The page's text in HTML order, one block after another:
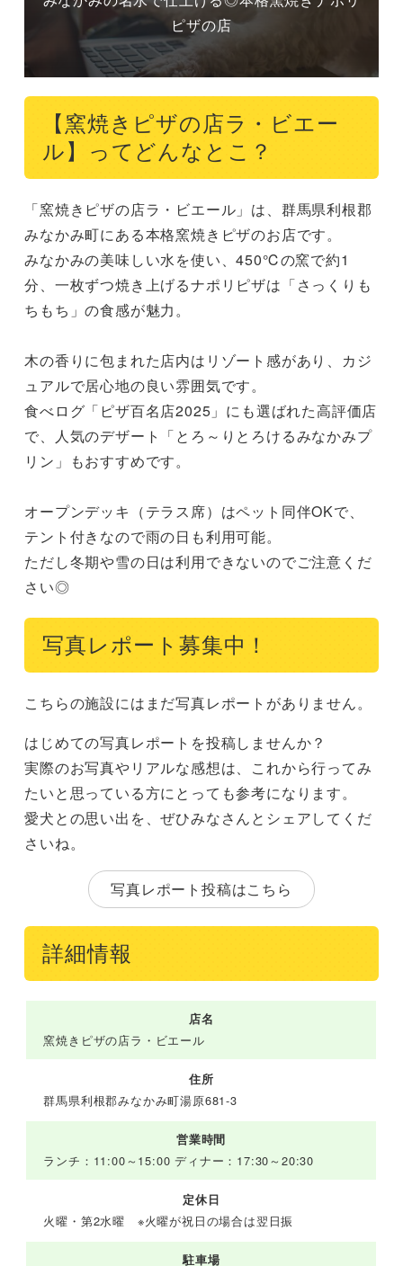
ピザの店
【窯焼きピザの店ラ・ビエー
ル】ってどんなとこ？
「窯焼きピザの店ラ・ビエール」は、群馬県利根郡
みなかみ町にある本格窯焼きピザのお店です。
みなかみの美味しい水を使い、450℃の窯で約1
分、一枚ずつ焼き上げるナポリピザは「さっくりも
ちもち」の食感が魅力。
木の香りに包まれた店内はリゾート感があり、カジ
ュアルで居心地の良い雰囲気です。
食べログ「ピザ百名店2025」にも選ばれた高評価店
で、人気のデザート「とろ～りとろけるみなかみプ
リン」もおすすめです。
オープンデッキ（テラス席）はペット同伴OKで、
テント付きなので雨の日も利用可能。
ただし冬期や雪の日は利用できないのでご注意くだ
さい◎
写真レポート募集中！
こちらの施設にはまだ写真レポートがありません。
はじめての写真レポートを投稿しませんか？
実際のお写真やリアルな感想は、これから行ってみ
たいと思っている方にとっても参考になります。
愛犬との思い出を、ぜひみなさんとシェアしてくだ
さいね。
写真レポート投稿はこちら
詳細情報
店名
窯焼きピザの店ラ・ビエール
住所
群馬県利根郡みなかみ町湯原681-3
営業時間
ランチ：11:00～15:00 ディナー：17:30～20:30
定休日
火曜・第2水曜 ※火曜が祝日の場合は翌日振
駐車場